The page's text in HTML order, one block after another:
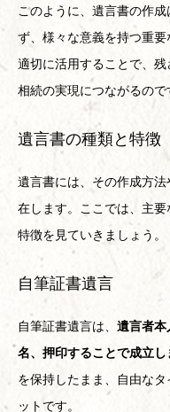
このように、遺言書の作
ず、様々な意義を持つ重
適切に活用することで、
相続の実現につながるので
遺言書の種類と特徴
遺言書には、その作成方
在します。ここでは、主
特徴を見ていきましょう。
自筆証書遺言
自筆証書遺言は、 遺言者本
名、押印することで成立し
を保持したまま、自由な
ットです。